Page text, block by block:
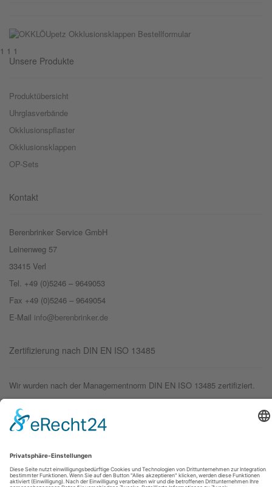
1 1 1
Unsere Produkte
Produktübersicht
Uhrglasverbände
Okklusionspflaster
Okklusionsklappen
OP-Sets
Kontakt
Berenbrinker Service GmbH
Leinenweg 57
33415 Verl
Tel. +49 (0)5246 – 9649053
Fax +49 (0)5246 – 9649054
E-Mail info@berenbrinker.de
Zertifizierung nach DIN EN ISO 13485
Wir wurden nach der Managementnorm DIN EN ISO 13485 zertifiziert.
© 2019 – Berenbrinker Service GmbH
Impressum Datenschutzerklärung Login Logout